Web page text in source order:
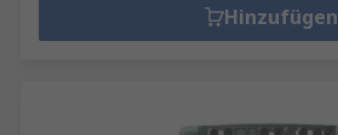
Hinzufügen